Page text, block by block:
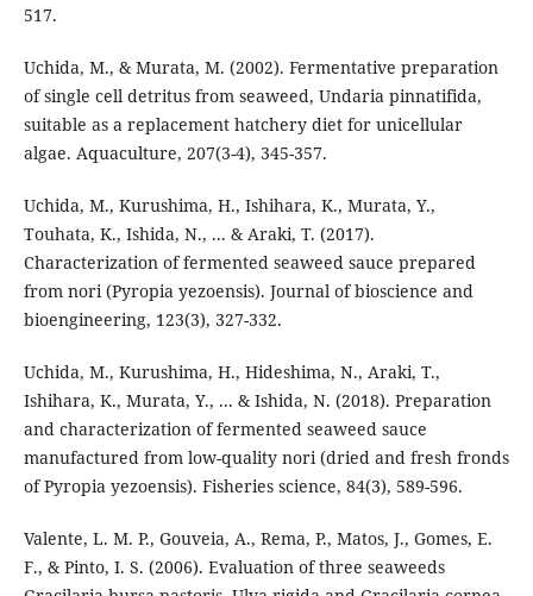
517.
Uchida, M., & Murata, M. (2002). Fermentative preparation
of single cell detritus from seaweed, Undaria pinnatifida,
suitable as a replacement hatchery diet for unicellular
algae. Aquaculture, 207(3-4), 345-357.
Uchida, M., Kurushima, H., Ishihara, K., Murata, Y.,
Touhata, K., Ishida, N., ... & Araki, T. (2017).
Characterization of fermented seaweed sauce prepared
from nori (Pyropia yezoensis). Journal of bioscience and
bioengineering, 123(3), 327-332.
Uchida, M., Kurushima, H., Hideshima, N., Araki, T.,
Ishihara, K., Murata, Y., ... & Ishida, N. (2018). Preparation
and characterization of fermented seaweed sauce
manufactured from low-quality nori (dried and fresh fronds
of Pyropia yezoensis). Fisheries science, 84(3), 589-596.
Valente, L. M. P., Gouveia, A., Rema, P., Matos, J., Gomes, E.
F., & Pinto, I. S. (2006). Evaluation of three seaweeds